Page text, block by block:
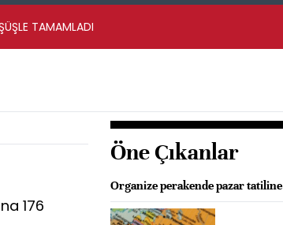
TAMAMLADI
176
Öne Çıkanlar
Organize perakende pazar tatiline